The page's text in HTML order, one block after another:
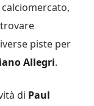
piste per
Allegri.
di Paul